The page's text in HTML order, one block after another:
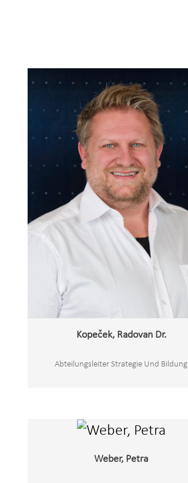
Kopeček, Radovan Dr.
Abteilungsleiter Strategie Und Bildung
Weber, Petra